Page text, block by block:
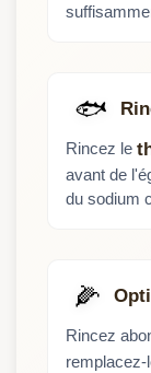
🐟
Rincez le
avant de
du sodium
🌽
Rincez
remplacez-